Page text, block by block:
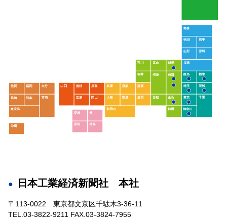
日本工業経済新聞社 本社
〒113-0022 東京都文京区千駄木3-36-11
TEL.03-3822-9211 FAX.03-3824-7955